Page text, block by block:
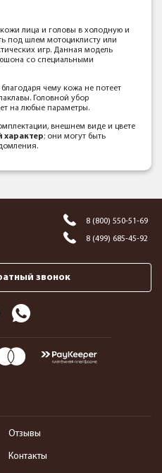
лица и головы в холодную и
под шлем мотоциклисту или
игр. Данная модель
со специальными
чему кожа не потеет
Головной убор
на любые параметры.
внешнем виде и цвете
характер; они могут быть
8 (800) 550-51-69
8 (499) 685-45-92
звонок
Отзывы
Контакты